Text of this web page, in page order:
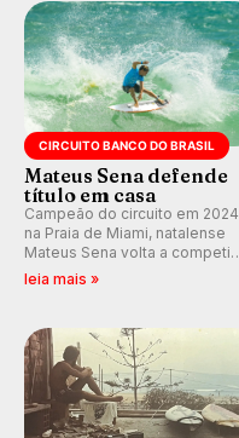
CIRCUITO BANCO DO BRASIL
Mateus Sena defende
título em casa
Campeão do circuito em 2024
na Praia de Miami, natalense
Mateus Sena volta a competir
em casa em busca de manter a
leia mais »